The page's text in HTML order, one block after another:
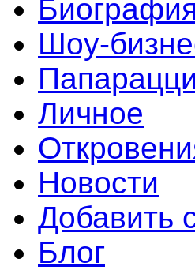
Шоу-
Папарацци
Личное
Новости
Добавить
Блог